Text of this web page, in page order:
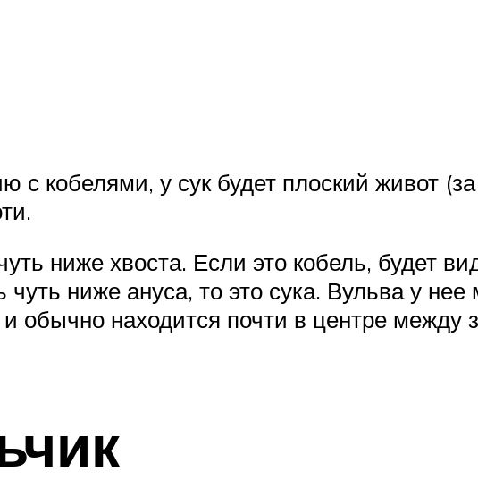
с кобелями, у сук будет плоский живот
ниже хвоста. Если это кобель, будет
ниже ануса, то это сука. Вульва у
находится почти в центре между